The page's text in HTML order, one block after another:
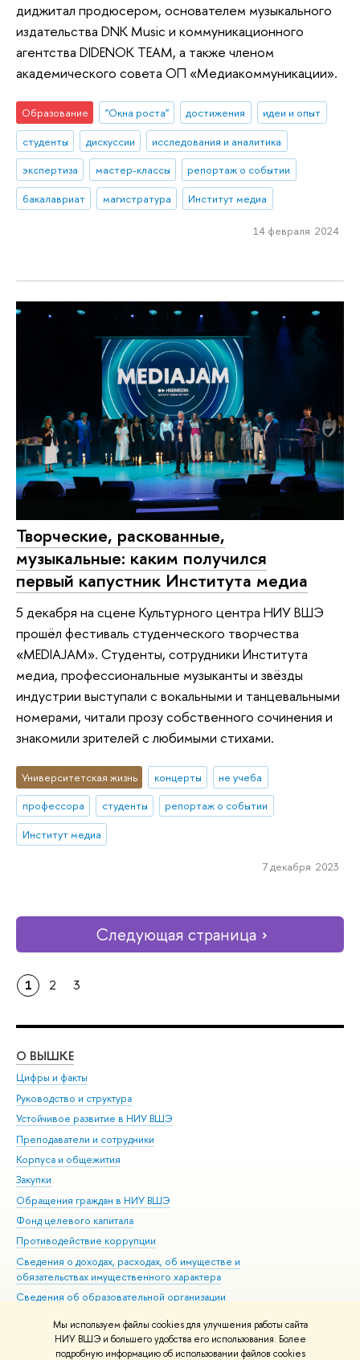
Мы используем файлы cookies для улучшения работы сайта
НИУ ВШЭ и большего удобства его использования. Более
подробную информацию об использовании файлов cookies
диджитал продюсером, основателем музыкального
издательства DNK Music и коммуникационного
агентства DIDENOK TEAM, а также членом
академического совета ОП «Медиакоммуникации».
Образование "Окна роста" достижения
идеи и опыт
студенты
дискуссии
исследования и аналитика
экспертиза
мастер-классы
репортаж о событии
бакалавриат
магистратура Институт медиа
14 февраля 2024
Творческие, раскованные,
музыкальные: каким получился
первый капустник Института медиа
5 декабря на сцене Культурного центра НИУ ВШЭ
прошёл фестиваль студенческого творчества
«MEDIAJAM». Студенты, сотрудники Института
медиа, профессиональные музыканты и звёзды
индустрии выступали с вокальными и танцевальными
номерами, читали прозу собственного сочинения и
знакомили зрителей с любимыми стихами.
Университетская жизнь концерты
не учеба
профессора
студенты
репортаж о событии
Институт медиа
7 декабря 2023
Следующая страница
1 2 3
О ВЫШКЕ
Цифры и факты
Руководство и структура
Устойчивое развитие в НИУ ВШЭ
Преподаватели и сотрудники
Корпуса и общежития
Закупки
Обращения граждан в НИУ ВШЭ
Фонд целевого капитала
Противодействие коррупции
Сведения о доходах, расходах, об имуществе и
обязательствах имущественного характера
Сведения об образовательной организации
Людям с ограниченными возможностями здоровья
Единая платежная страница